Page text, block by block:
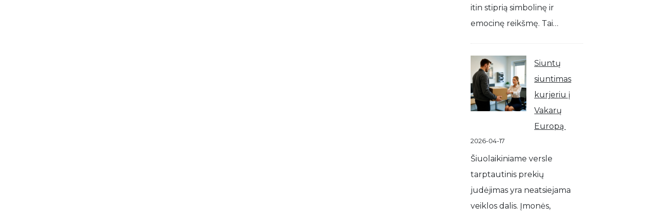
itin stiprią simbolinę ir
emocinę reikšmę. Tai…
Siuntų
siuntimas
kurjeriu į
Vakarų
Europą
2026-04-17
Šiuolaikiniame versle
tarptautinis prekių
judėjimas yra neatsiejama
veiklos dalis. Įmonės,